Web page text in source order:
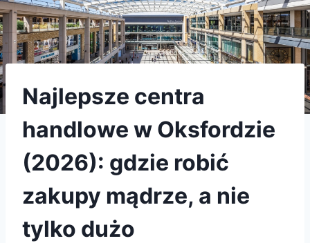
Najlepsze centra
handlowe w Oksfordzie
(2026): gdzie robić
zakupy mądrze, a nie
tylko dużo